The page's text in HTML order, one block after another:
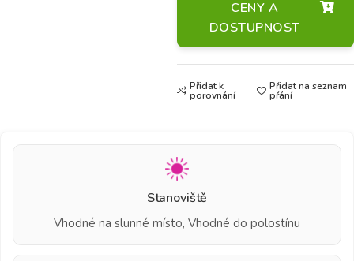
CENY A
DOSTUPNOST
Přidat k
porovnání
Přidat na seznam
přání
Stanoviště
Vhodné na slunné místo, Vhodné do polostínu